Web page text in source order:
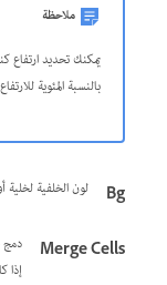
ملاحظة
يمكنك تحديد
بالنسبة المئوية
Bg لون الخلفية
Merge Cells
دمج
إذا